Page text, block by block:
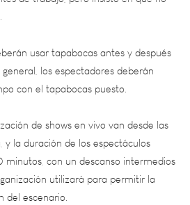
usar tapabocas antes y después
los espectadores deberán
con el tapabocas puesto.
de shows en vivo van desde las
duración de los espectáculos
con un descanso intermedios
utilizará para permitir la
escenario.